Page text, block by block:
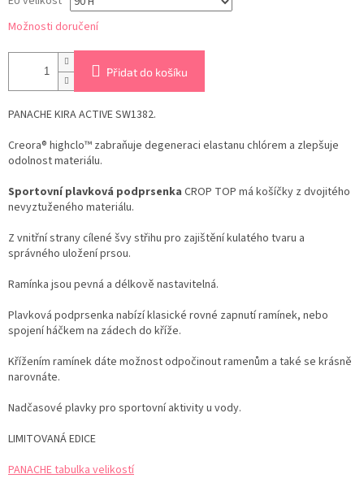
Možnosti doručení
Přidat do košíku
PANACHE KIRA ACTIVESW1382.
Creora® highclo™ zabraňuje degeneraci elastanu chlórem a zlepšuje
odolnost materiálu.
Sportovní plavková podprsenka CROP TOP má košíčky z dvojitého
nevyztuženého materiálu.
Z vnitřní strany cílené švy střihu pro zajištění kulatého tvaru a
správného uložení prsou.
Ramínka jsou pevná a délkově nastavitelná.
Plavková podprsenka nabízí klasické rovné zapnutí ramínek, nebo
spojení háčkem na zádech do kříže.
Křížením ramínek dáte možnost odpočinout ramenům a také se krásně
narovnáte.
Nadčasové plavky pro sportovní aktivity u vody.
LIMITOVANÁ EDICE
PANACHE tabulka velikostí